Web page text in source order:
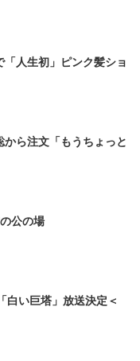
人生初」ピンク髪ショ
ら注文「もうちょっと
公の場
白い巨塔」放送決定＜